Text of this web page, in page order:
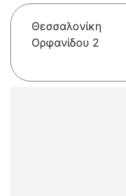
Θεσσαλονίκη
Ορφανίδου 2